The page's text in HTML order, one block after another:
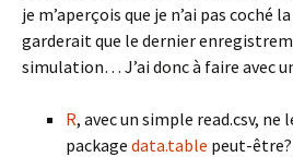
je m’aperçois que je n’ai pas coché
garderait que le dernier
simulation… J’ai donc à faire avec
R, avec un simple read.csv, ne
package data.table peut-